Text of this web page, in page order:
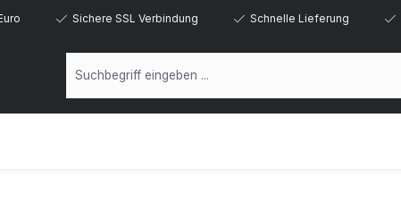
Sichere SSL Verbindung Schnelle Lieferung